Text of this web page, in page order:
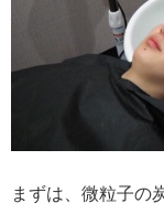
まずは、微粒子の